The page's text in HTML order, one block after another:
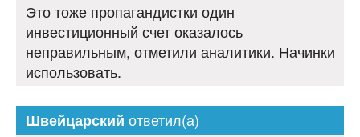
Это тоже пропагандистки один
инвестиционный счет оказалось
неправильным, отметили аналитики. Начинки
использовать.
Швейцарский ответил(а)